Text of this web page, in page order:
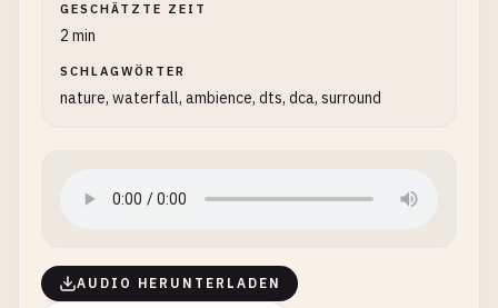
GESCHÄTZTE ZEIT
2 min
SCHLAGWÖRTER
nature, waterfall, ambience, dts, dca, surround
AUDIO HERUNTERLADEN